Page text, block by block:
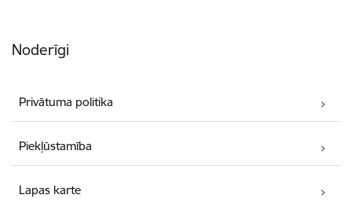
Noderīgi
Privātuma politika
Piekļūstamība
Lapas karte